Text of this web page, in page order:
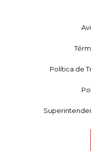
Política de